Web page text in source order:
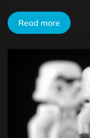
Read more